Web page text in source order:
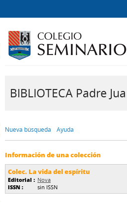
BIBLIOTECA Padre
Nueva búsqueda Ayuda
Información de una colección
Colec. La vida del espíritu
Editorial : Nova
ISSN :
sin ISSN